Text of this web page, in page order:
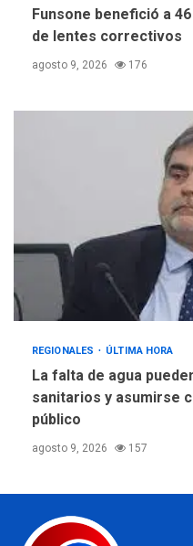
Funsone benefició a
de lentes correctivos
agosto 9, 2026 176
REGIONALES ÚLTIMA HORA
La falta de agua
sanitarios y asumirse
público
agosto 9, 2026 157